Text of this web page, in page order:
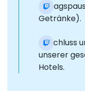
Getränke).
Abschluss
unserer
Hotels.